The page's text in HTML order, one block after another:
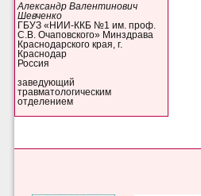
Александр Валентинович
Шевченко
ГБУЗ «НИИ-ККБ №1 им. проф.
С.В. Очаповского» Минздрава
Краснодарского края, г.
Краснодар
Россия
заведующий
травматологическим
отделением